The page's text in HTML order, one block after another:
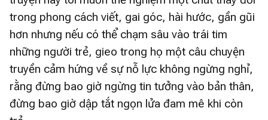
trong phong cách viết, gai góc, hài hước, gần gũi
hơn nhưng nếu có thể chạm sâu vào trái tim
những người trẻ, gieo trong họ một câu chuyện
truyền cảm hứng về sự nỗ lực không ngừng nghỉ,
rằng đừng bao giờ ngừng tin tưởng vào bản thân,
đừng bao giờ dập tắt ngọn lửa đam mê khi còn